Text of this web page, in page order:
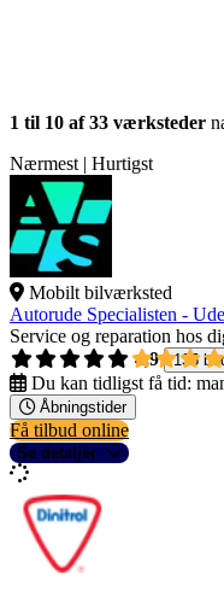
1 til 10 af 33 værksteder
Nærmest | Hurtigst
Mobilt bilværksted
Autorude Specialisten -
Service og reparation hos
4,9
135
Du kan tidligst få tid:
Åbningstider
Få tilbud online
Se detaljer